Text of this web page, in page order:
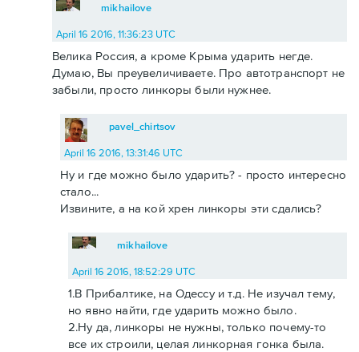
mikhailove
April 16 2016, 11:36:23 UTC
Велика Россия, а кроме Крыма ударить негде.
Думаю, Вы преувеличиваете. Про автотранспорт не
забыли, просто линкоры были нужнее.
pavel_chirtsov
April 16 2016, 13:31:46 UTC
Ну и где можно было ударить? - просто интересно
стало...
Извините, а на кой хрен линкоры эти сдались?
mikhailove
April 16 2016, 18:52:29 UTC
1.В Прибалтике, на Одессу и т.д. Не изучал тему,
но явно найти, где ударить можно было.
2.Ну да, линкоры не нужны, только почему-то
все их строили, целая линкорная гонка была.